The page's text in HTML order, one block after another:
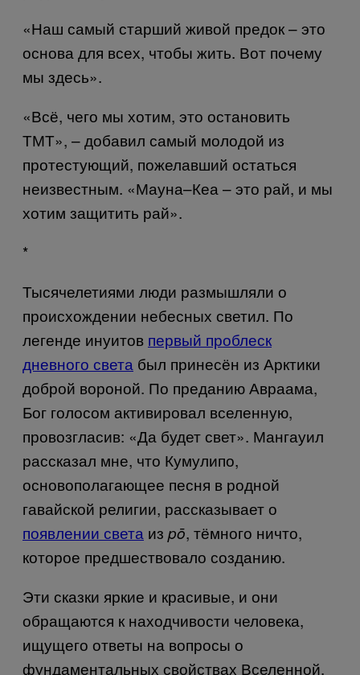
«Наш самый старший живой предок – это
основа для всех, чтобы жить. Вот почему
мы здесь».
«Всё, чего мы хотим, это остановить
ТМТ», – добавил самый молодой из
протестующий, пожелавший остаться
неизвестным. «Мауна–Кеа –это рай, и мы
хотим защитить рай».
*
Тысячелетиями люди размышляли о
происхождении небесных светил. По
легенде инуитов первый проблеск
дневного света был принесён из Арктики
доброй вороной. По преданию Авраама,
Бог голосом активировал вселенную,
провозгласив: «Да будет свет». Мангауил
рассказал мне, что Кумулипо,
основополагающее песня в родной
гавайской религии, рассказывает о
появлении света из pō, тёмного ничто,
которое предшествовало созданию.
Эти сказки яркие и красивые, и они
обращаются к находчивости человека,
ищущего ответы на вопросы о
фундаментальных свойствах Вселенной.